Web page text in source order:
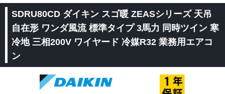
SDRU80CD ダイキン スゴ暖 ZEASシリーズ 天吊
自在形 ワンダ風流 標準タイプ 3馬力 同時ツイン 寒
冷地 三相200V ワイヤード 冷媒R32 業務用エアコ
ン